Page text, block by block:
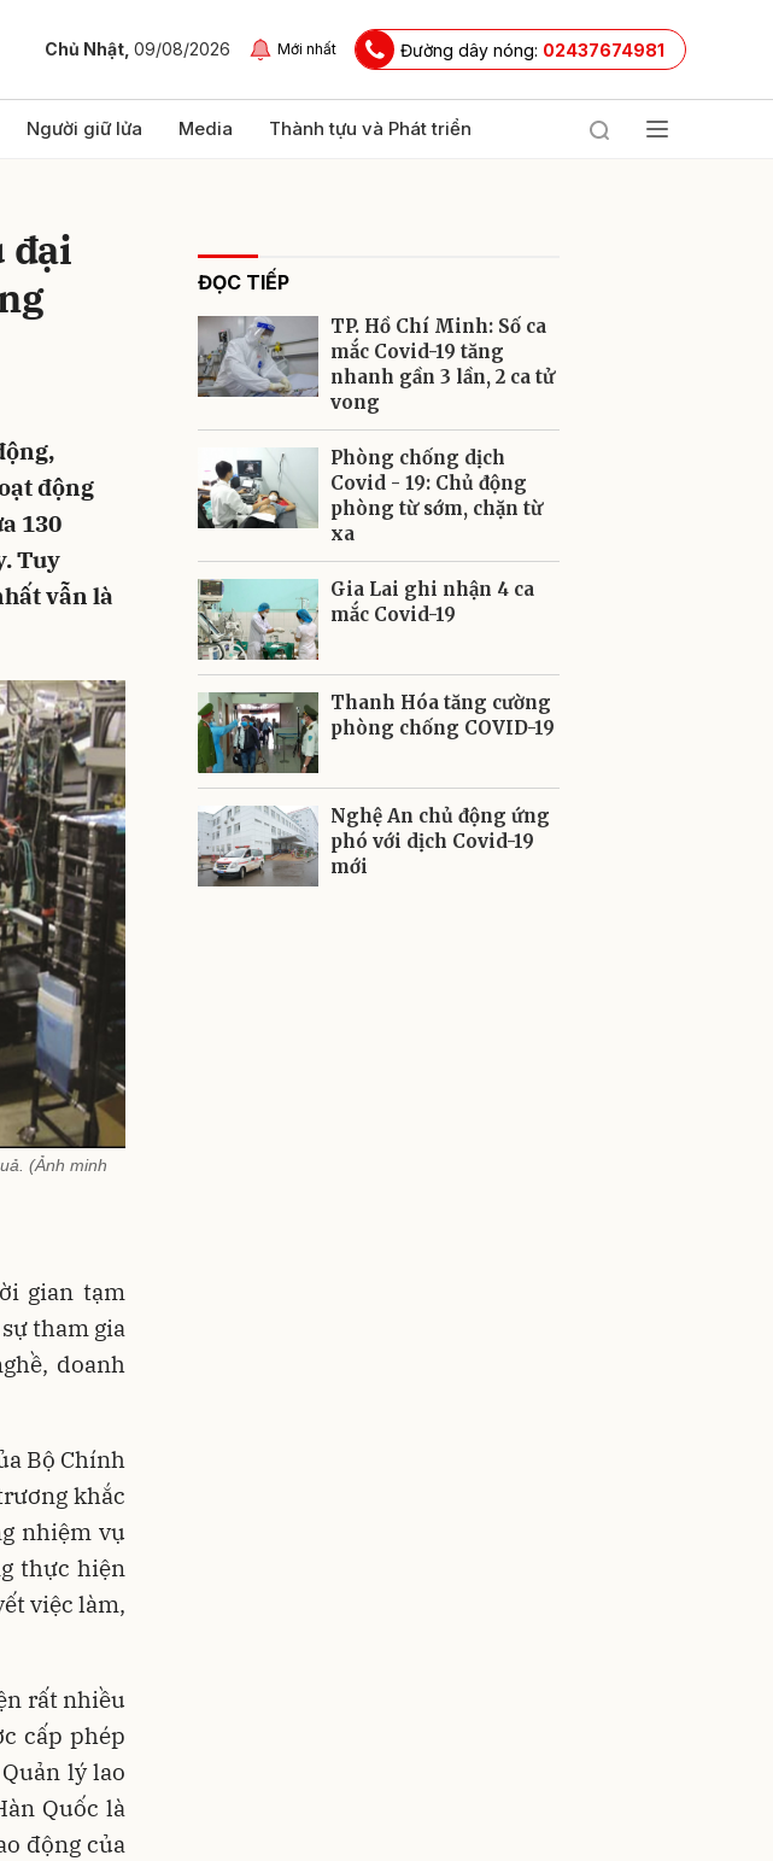
Chủ Nhật, 09/08/2026 Mới nhất Đường dây nóng: 02437674981
Người giữ lửa Media Thành tựu và Phát triển
đại
động
130
Tuy
vẫn là
(Ảnh minh
gian tạm
tham gia
doanh
Bộ Chính
khắc
nhiệm vụ
thực hiện
việc làm,
rất nhiều
cấp phép
lý lao
Quốc là
động của
ĐỌC TIẾP
TP. Hồ Chí Minh: Số ca
mắc Covid-19 tăng
nhanh gần 3 lần, 2 ca tử
vong
Phòng chống dịch
Covid - 19: Chủ động
phòng từ sớm, chặn từ
xa
Gia Lai ghi nhận 4 ca
mắc Covid-19
Thanh Hóa tăng cường
phòng chống COVID-19
Nghệ An chủ động ứng
phó với dịch Covid-19
mới
Gửi